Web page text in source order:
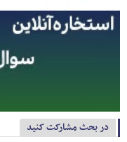
در بحث مشارکت کنید